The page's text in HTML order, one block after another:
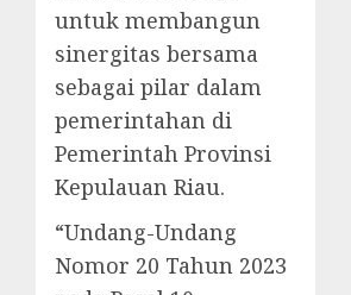
untuk membangun
sinergitas bersama
sebagai pilar dalam
pemerintahan di
Pemerintah Provinsi
Kepulauan Riau.
“Undang-Undang
Nomor 20 Tahun 2023